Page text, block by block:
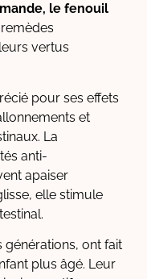
le fenouil
vertus
pour ses effets
et
La
anti-
apaiser
elle stimule
générations, ont fait
plus âgé. Leur